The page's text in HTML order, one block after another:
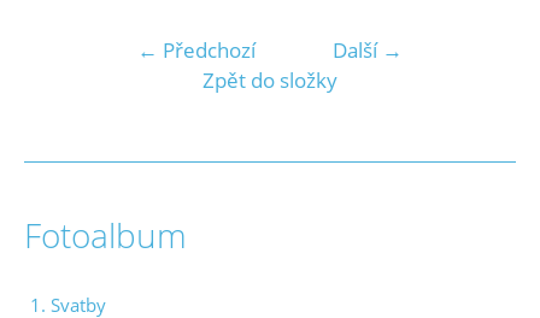
← Předchozí
Další →
Zpět do složky
Fotoalbum
1. Svatby